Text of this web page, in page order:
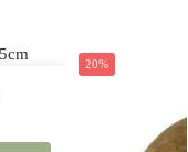
20%